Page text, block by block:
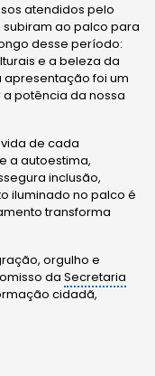
atendidos pelo
subiram ao palco para
desse período:
e a beleza da
foi um
potência da nossa
de cada
a autoestima,
inclusão,
iluminado no palco é
transforma
orgulho e
daSecretaria
cidadã,